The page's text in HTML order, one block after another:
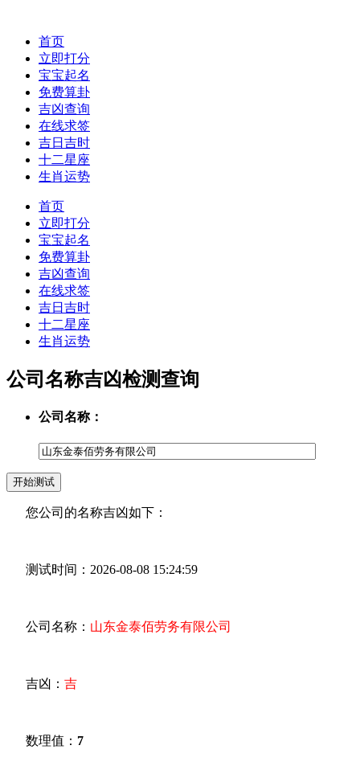
首页
立即打分
宝宝起名
免费算卦
吉凶查询
在线求签
吉日吉时
十二星座
生肖运势
首页
立即打分
宝宝起名
免费算卦
吉凶查询
在线求签
吉日吉时
十二星座
生肖运势
公司名称吉凶检测查询
公司名称：
您公司的名称吉凶如下：
测试时间：2026-08-08 15:24:59
公司名称： 山东金泰佰劳务有限公司
吉凶： 吉
数理值： 7